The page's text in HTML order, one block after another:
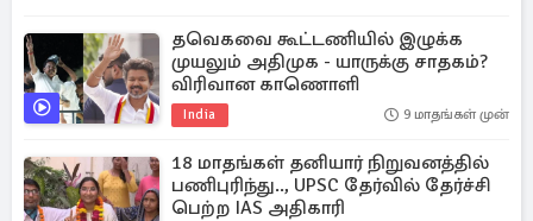
தவெகவை கூட்டணியில் இழுக்க
முயலும் அதிமுக - யாருக்கு சாதகம்?
விரிவான காணொளி
India 9 மாதங்கள் முன்
18 மாதங்கள் தனியார் நிறுவனத்தில்
பணிபுரிந்து.., UPSC தேர்வில் தேர்ச்சி
பெற்ற IAS அதிகாரி